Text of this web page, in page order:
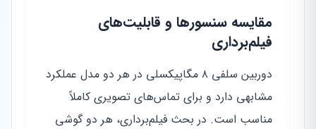
مقایسه سنسورها و قابلیت‌های
فیلم‌برداری
دوربین سلفی ۸ مگاپیکسلی در هر دو مدل عملکرد
مشابهی دارد و برای تماس‌های تصویری کاملاً
مناسب است. در بحث فیلم‌برداری، هر دو گوشی